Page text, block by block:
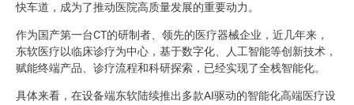
快车道，成为了推动医院高质量发展的重要动力。
作为国产第一台CT的研制者、领先的医疗器械企业，近几年来，
东软医疗以临床诊疗为中心，基于数字化、人工智能等创新技术，
赋能终端产品、诊疗流程和科研探索，已经实现了全栈智能化。
具体来看，在设备端东软陆续推出多款AI驱动的智能化高端医疗设